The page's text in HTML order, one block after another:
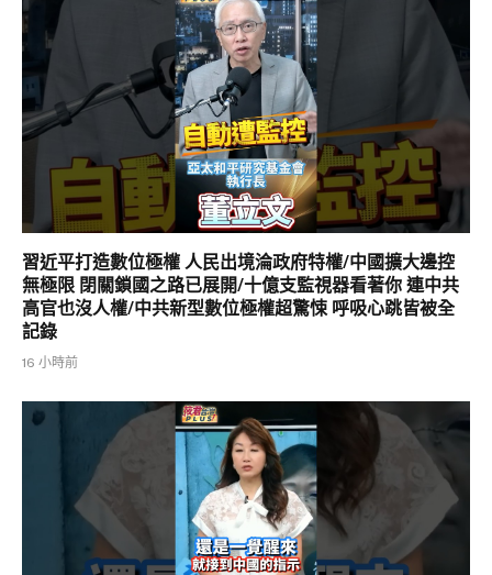
習近平打造數位極權 人民出境淪政府特權/中國擴大邊控
無極限 閉關鎖國之路已展開/十億支監視器看著你 連中共
高官也沒人權/中共新型數位極權超驚悚 呼吸心跳皆被全
記錄
16 小時前